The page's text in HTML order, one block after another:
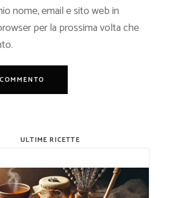
nome, email e sito web in
per la prossima volta che
ULTIME RICETTE